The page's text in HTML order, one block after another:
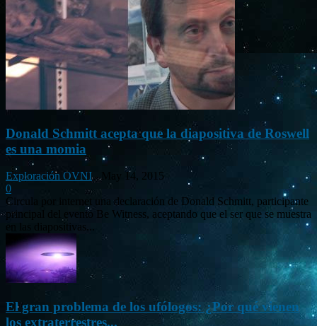
Donald Schmitt acepta que la diapositiva de Roswell
es una momia
Exploración OVNI -
May 14, 2015
0
Circula por internet una declaración de Donald Schmitt, participante
principal del evento Be Witness, aceptando que el ser que se muestra
en las diapositivas...
El gran problema de los ufólogos: ¿Por qué vienen
los extraterrestres...